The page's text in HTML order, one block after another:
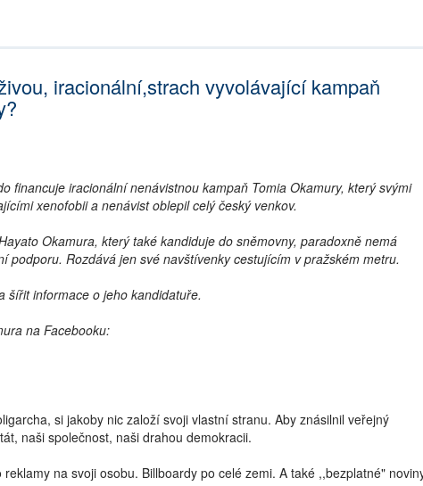
iracionální,strach vyvolávající kampaň
financuje iracionální nenávistnou kampaň Tomia Okamury, který svými
xenofobii a nenávist oblepil celý český venkov.
Okamura, který také kandiduje do sněmovny, paradoxně nemá
podporu. Rozdává jen své navštívenky cestujícím v pražském metru.
šířit informace o jeho kandidatuře.
na Facebooku:
si jakoby nic založí svoji vlastní stranu. Aby znásilnil veřejný
naši společnost, naši drahou demokracii.
reklamy na svoji osobu. Billboardy po celé zemi. A také ,,bezplatné"